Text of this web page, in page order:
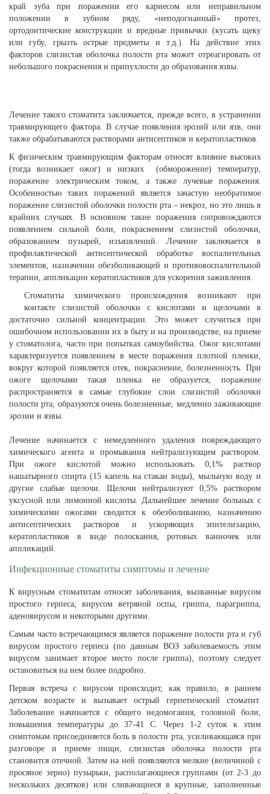
край зуба при поражении его кариесом или неправильном
положении в зубном ряду, «неподогнанный» протез,
ортодонтические конструкции и вредные привычки (кусать щеку
или губу, грызть острые предметы и т.д.). На действие этих
факторов слизистая оболочка полости рта может отреагировать от
небольшого покраснения и припухлости до образования язвы.
Лечение такого стоматита заключается, прежде всего, в устранении
травмирующего фактора. В случае появления эрозий или язв, они
также обрабатываются растворами антисептиков и кератопластиков.
К физическим травмирующим факторам относят влияние высоких
(тогда возникает ожог) и низких (обморожение) температур,
поражение электрическим током, а также лучевые поражения.
Особенностью таких поражений является зачастую необратимое
поражение слизистой оболочки полости рта – некроз, но это лишь в
крайних случаях. В основном такие поражения сопровождаются
появлением сильной боли, покраснением слизистой оболочки,
образованием пузырей, изъязвлений. Лечение заключается в
профилактической антисептической обработке воспалительных
элементов, назначении обезболивающей и противовоспалительной
терапии, аппликации кератопластиков для ускорения заживления.
Стоматиты химического происхождения возникают при
контакте слизистой оболочки с кислотами и щелочами в
достаточно сильной концентрации. Это может случиться при
ошибочном использовании их в быту и на производстве, на приеме
у стоматолога, часто при попытках самоубийства. Ожог кислотами
характеризуется появлением в месте поражения плотной пленки,
вокруг которой появляется отек, покраснение, болезненность. При
ожоге щелочами такая пленка не образуется, поражение
распространяется в самые глубокие слои слизистой оболочки
полости рта, образуются очень болезненные, медленно заживающие
эрозии и язвы.
Лечение начинается с немедленного удаления повреждающего
химического агента и промывания нейтрализующим раствором.
При ожоге кислотой можно использовать 0,1% раствор
нашатырного спирта (15 капель на стакан воды), мыльную воду и
другие слабые щелочи. Щелочи нейтрализуют 0,5% раствором
уксусной или лимонной кислоты. Дальнейшее лечение больных с
химическими ожогами сводится к обезболиванию, назначению
антисептических растворов и ускоряющих эпителизацию,
кератопластиков в виде полоскания, ротовых ванночек или
аппликаций.
Инфекционные стоматиты симптомы и лечение
К вирусным стоматитам относят заболевания, вызванные вирусом
простого герпеса, вирусом ветряной оспы, гриппа, парагриппа,
аденовирусом и некоторыми другими.
Самым часто встречающимся является поражение полости рта и губ
вирусом простого герпеса (по данным ВОЗ заболеваемость этим
вирусом занимает второе место после гриппа), поэтому следует
остановиться на нем более подробно.
Первая встреча с вирусом происходит, как правило, в раннем
детском возрасте и вызывает острый герпетический стоматит.
Заболевание начинается с общего недомогания, головной боли,
повышения температуры до 37-41 С. Через 1-2 суток к этим
симптомам присоединяется боль в полости рта, усиливающаяся при
разговоре и приеме пищи, слизистая оболочка полости рта
становится отечной. Затем на ней появляются мелкие (величиной с
просяное зерно) пузырьки, располагающиеся группами (от 2-3 до
нескольких десятков) или сливающиеся в крупные, заполненные